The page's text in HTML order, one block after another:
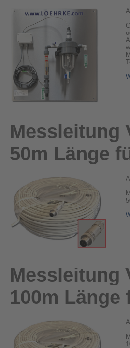
Messleitung
50m Länge
Messleitung
100m Länge